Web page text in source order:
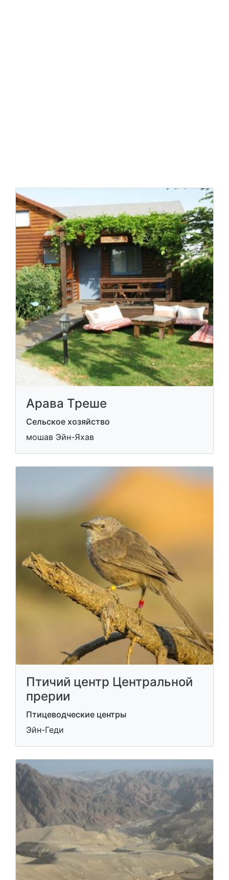
Арава Треше
Сельское хозяйство
мошав Эйн-Яхав
Птичий центр Центральной
прерии
Птицеводческие центры
Эйн-Геди